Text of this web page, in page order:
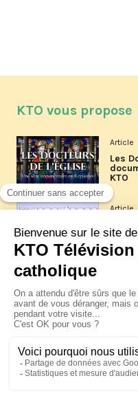
KTO vous propose
Article
Les
KTO
Article
Les
La
XIV
jeudi
Le
Pérou